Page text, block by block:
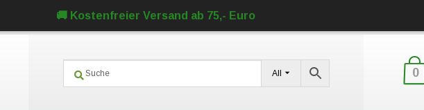
🚚 Kostenfreier Versand ab 75,- Euro
All 0